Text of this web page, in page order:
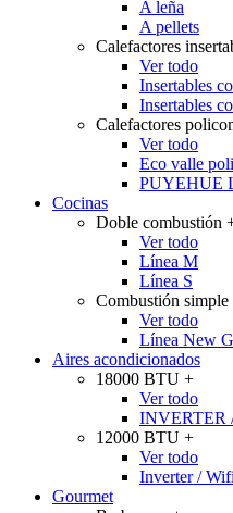
A leña
A pellets
Calefactores
Ver todo
Insertables
Insertables
Calefactores
Ver todo
Eco valle
PUYEHUE
Cocinas
Doble combustión
Ver todo
Línea M
Línea S
Combustión simple
Ver todo
Línea New
Aires acondicionados
18000 BTU +
Ver todo
INVERTER
12000 BTU +
Ver todo
Inverter / Wifi
Gourmet